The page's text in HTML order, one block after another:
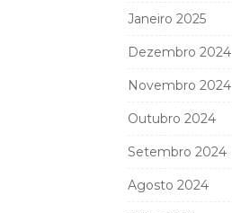
Janeiro 2025
Dezembro 2024
Novembro 2024
Outubro 2024
Setembro 2024
Agosto 2024